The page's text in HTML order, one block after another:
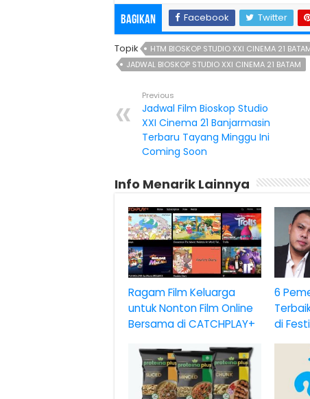
Bagikan Facebook Twitter
Topik HTM BIOSKOP STUDIO XXI CINEMA 21
JADWAL BIOSKOP STUDIO XXI CINEMA 21 BATAM
Previous
Jadwal Film Bioskop Studio
XXI Cinema 21 Banjarmasin
Terbaru Tayang Minggu Ini
Coming Soon
Info Menarik Lainnya
Ragam Film Keluarga
untuk Nonton Film Online
Bersama di CATCHPLAY+
6
di